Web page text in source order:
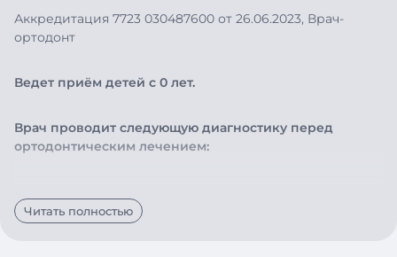
Аккредитация 7723 030487600 от 26.06.2023, Врач-
ортодонт
Ведет приём детей с 0 лет.
Врач проводит следующую диагностику перед
ортодонтическим лечением:
Читать полностью